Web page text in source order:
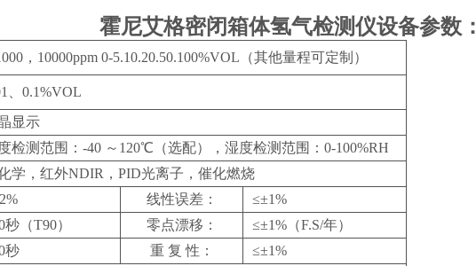
霍尼艾格密闭箱体氢气检测仪设备参数：
，10000ppm 0-5.10.20.50.100%VOL（其他量程可定制）
、0.1%VOL
显示
检测范围：-40 ～ 120℃（选配）
，湿度检测范围：0-100%RH
学，红外NDIR，PID光离子，催化燃烧
线性误差：
≤±1%
秒（T90） 零点漂移：
≤±1%（F.S/年）
秒 重 复 性： ≤±1%